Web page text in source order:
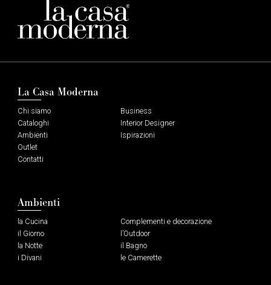
La Casa Moderna
Chi siamo
Cataloghi
Ambienti
Outlet
Contatti
Business
Interior Designer
Ispirazioni
Ambienti
la Cucina
il Giorno
la Notte
i Divani
Complementi e decorazione
l’Outdoor
il Bagno
le Camerette